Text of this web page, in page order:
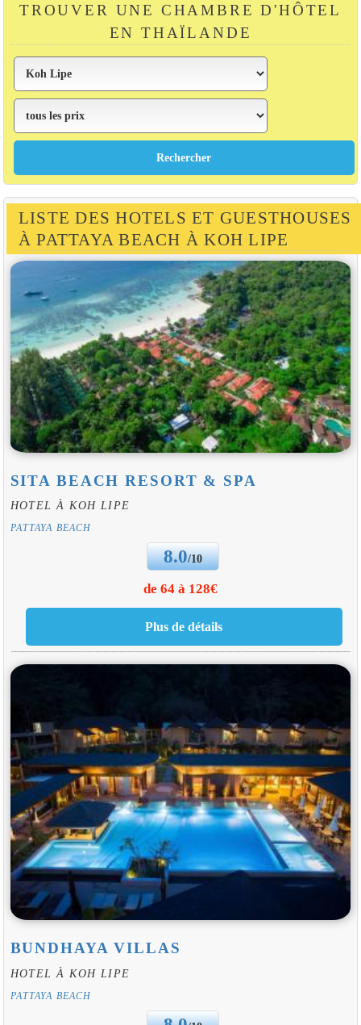
TROUVER UNE CHAMBRE D'HÔTEL
EN THAÏLANDE
LISTE DES HOTELS ET GUESTHOUSES
À PATTAYA BEACH À KOH LIPE
SITA BEACH RESORT & SPA
HOTEL À KOH LIPE
PATTAYA BEACH
8.0/10
de 64 à 128€
BUNDHAYA VILLAS
HOTEL À KOH LIPE
PATTAYA BEACH